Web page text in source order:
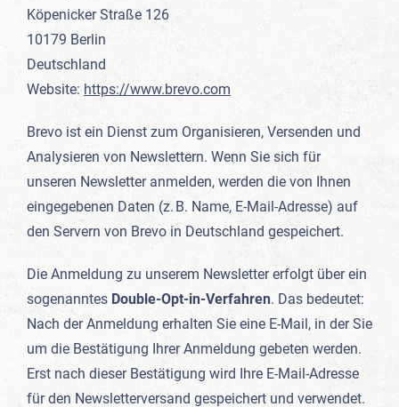
Köpenicker Straße 126
10179 Berlin
Deutschland
Website: https://www.brevo.com
Brevo ist ein Dienst zum Organisieren, Versenden und
Analysieren von Newslettern. Wenn Sie sich für
unseren Newsletter anmelden, werden die von Ihnen
eingegebenen Daten (z. B. Name, E-Mail-Adresse) auf
den Servern von Brevo in Deutschland gespeichert.
Die Anmeldung zu unserem Newsletter erfolgt über ein
sogenanntes Double-Opt-in-Verfahren. Das bedeutet:
Nach der Anmeldung erhalten Sie eine E-Mail, in der Sie
um die Bestätigung Ihrer Anmeldung gebeten werden.
Erst nach dieser Bestätigung wird Ihre E-Mail-Adresse
für den Newsletterversand gespeichert und verwendet.